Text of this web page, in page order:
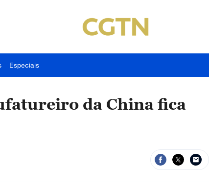
Especiais
da China fica